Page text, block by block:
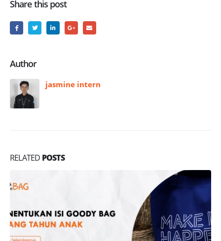
Share this post
Author
jasmine intern
RELATED POSTS